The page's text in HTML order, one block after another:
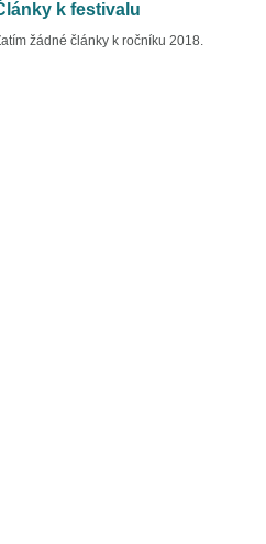
k festivalu
žádné články k ročníku 2018.